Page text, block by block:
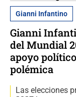
Gianni Infantino
Gianni
del Mundial
apoyo
polémica
Las elecciones